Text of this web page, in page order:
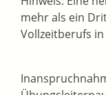
mehr als ein
Vollzeitberufs